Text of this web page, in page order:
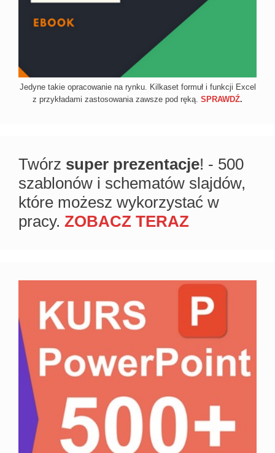
Jedyne takie opracowanie na rynku. Kilkaset formuł i funkcji Excel
z przykładami zastosowania zawsze pod ręką. SPRAWDŹ.
Twórz super prezentacje! - 500
szablonów i schematów slajdów,
które możesz wykorzystać w
pracy. ZOBACZ TERAZ